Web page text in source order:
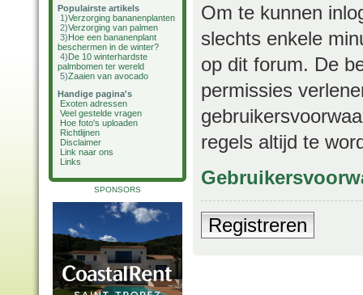
Populairste artikels
1)Verzorging bananenplanten
2)Verzorging van palmen
3)Hoe een bananenplant
beschermen in de winter?
4)De 10 winterhardste
palmbomen ter wereld
5)Zaaien van avocado
Handige pagina's
Exoten adressen
Veel gestelde vragen
Hoe foto's uploaden
Richtlijnen
Disclaimer
Link naar ons
Links
SPONSORS
Om te kunnen
slechts enkele
op dit forum. De
permissies
regels altijd te
Registreren